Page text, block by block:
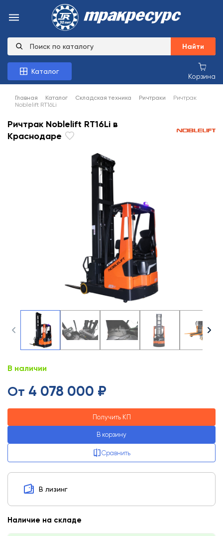
Найти
Каталог
Корзина
Главная Каталог Складская техника Ричтраки
Ричтрак
Noblelift RT16Li
Ричтрак Noblelift RT16Li в
Краснодаре
В наличии
От 4 078 000 ₽
Получить КП
В корзину
Сравнить
В лизинг
Наличие на складе